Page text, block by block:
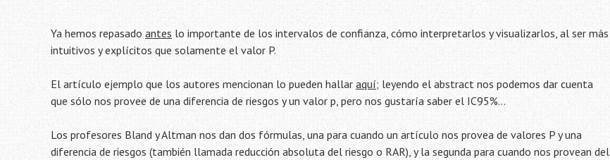
Ya hemos repasado antes lo importante de los intervalos de confianza, cómo interpretarlos y visualizarlos, al ser más
intuitivos y explícitos que solamente el valor P.
El artículo ejemplo que los autores mencionan lo pueden hallar aquí; leyendo el abstract nos podemos dar cuenta
que sólo nos provee de una diferencia de riesgos y un valor p, pero nos gustaría saber el IC95%…
Los profesores Bland y Altman nos dan dos fórmulas, una para cuando un artículo nos provea de valores P y una
diferencia de riesgos (también llamada reducción absoluta del riesgo o RAR), y la segunda para cuando nos provean del